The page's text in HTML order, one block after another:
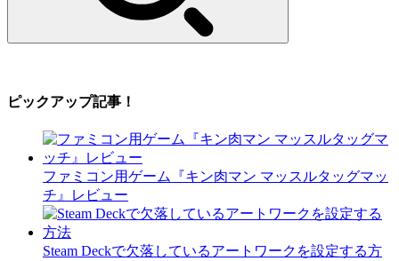
ピックアップ記事！
ファミコン用ゲーム『キン肉マン マッスルタッグマッ
チ』レビュー
Steam Deckで欠落しているアートワークを設定する方